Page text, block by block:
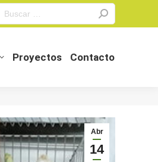
Search:
Proyectos Contacto
Abr
14
Proyectos Contacto